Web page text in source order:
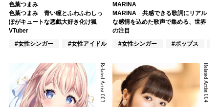
色葉つまみ
色葉つまみ 青い瞳とふわふわしっ
ぽがキュートな悪戯大好き化け狐
VTuber
#女性シンガー
#女性アイドル #VTuber/VSinger
MARINA
MARINA 共感できる歌詞にリアル
な感情を込めた歌声で集める、世界
の注目
#女性シンガー
#ポップス
Related Artist 003 Related Artist 004